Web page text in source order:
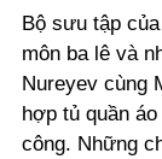
Bộ sưu tập
môn ba lê và
Nureyev cùng
hợp tủ quần
công. Những